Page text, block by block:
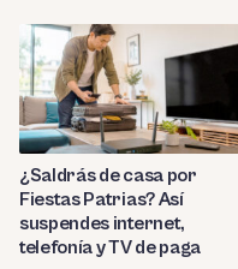
¿Saldrás de casa por
Fiestas Patrias? Así
suspendes internet,
telefonía y TV de paga